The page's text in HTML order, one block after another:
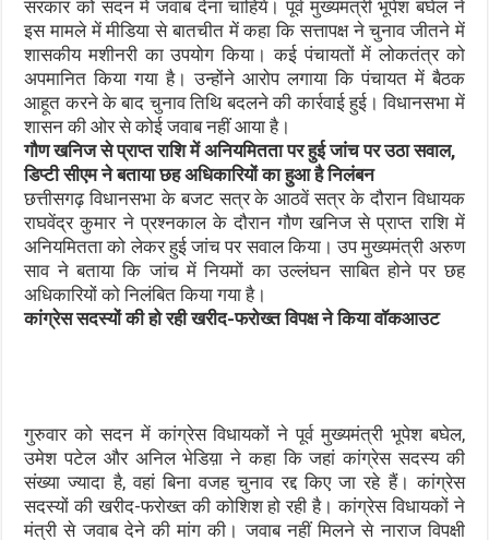
सरकार को सदन में जवाब देना चाहिये। पूर्व मुख्यमंत्री भूपेश बघेल ने
इस मामले में मीडिया से बातचीत में कहा कि सत्तापक्ष ने चुनाव जीतने में
शासकीय मशीनरी का उपयोग किया। कई पंचायतों में लोकतंत्र को
अपमानित किया गया है। उन्होंने आरोप लगाया कि पंचायत में बैठक
आहूत करने के बाद चुनाव तिथि बदलने की कार्रवाई हुई। विधानसभा में
शासन की ओर से कोई जवाब नहीं आया है।
गौण खनिज से प्राप्त राशि में अनियमितता पर हुई जांच पर उठा सवाल,
डिप्टी सीएम ने बताया छह अधिकारियों का हुआ है निलंबन
छत्तीसगढ़ विधानसभा के बजट सत्र के आठवें सत्र के दौरान विधायक
राघवेंद्र कुमार ने प्रश्नकाल के दौरान गौण खनिज से प्राप्त राशि में
अनियमितता को लेकर हुई जांच पर सवाल किया। उप मुख्यमंत्री अरुण
साव ने बताया कि जांच में नियमों का उल्लंघन साबित होने पर छह
अधिकारियों को निलंबित किया गया है।
कांग्रेस सदस्यों की हो रही खरीद-फरोख्त विपक्ष ने किया वॉकआउट
गुरुवार को सदन में कांग्रेस विधायकों ने पूर्व मुख्यमंत्री भूपेश बघेल,
उमेश पटेल और अनिल भेडिय़ा ने कहा कि जहां कांग्रेस सदस्य की
संख्या ज्यादा है, वहां बिना वजह चुनाव रद्द किए जा रहे हैं। कांग्रेस
सदस्यों की खरीद-फरोख्त की कोशिश हो रही है। कांग्रेस विधायकों ने
मंत्री से जवाब देने की मांग की। जवाब नहीं मिलने से नाराज विपक्षी